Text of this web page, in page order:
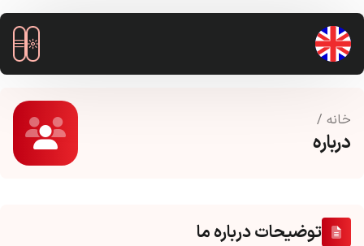
خانه /
درباره
توضیحات درباره ما